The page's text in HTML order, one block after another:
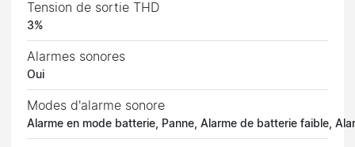
Tension de sortie THD
3%
Alarmes sonores
Oui
Modes d'alarme sonore
Alarme en mode batterie, Panne, Alarme de batterie faible,